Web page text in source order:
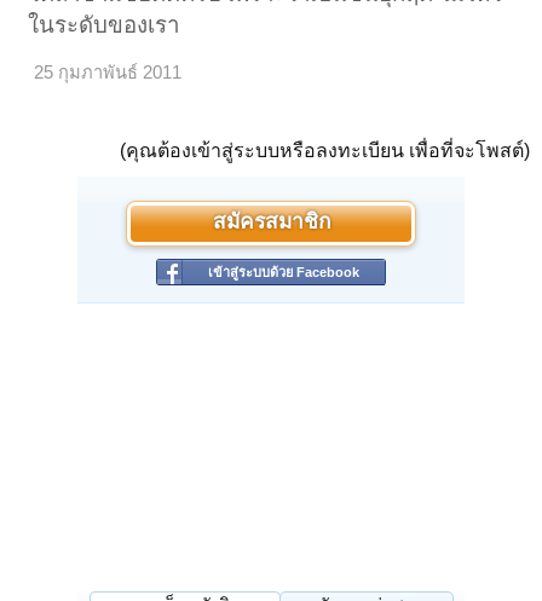
ในระดับของเรา
25 กุมภาพันธ์ 2011
(คุณต้องเข้าสู่ระบบหรือลงทะเบียน เพื่อที่จะโพสต์)
สมัครสมาชิก
เข้าสู่ระบบด้วย Facebook